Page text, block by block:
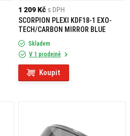
1 209 Kč s DPH
SCORPION PLEXI KDF18-1 EXO-
TECH/CARBON MIRROR BLUE
Skladem
V 1 prodejně
Koupit